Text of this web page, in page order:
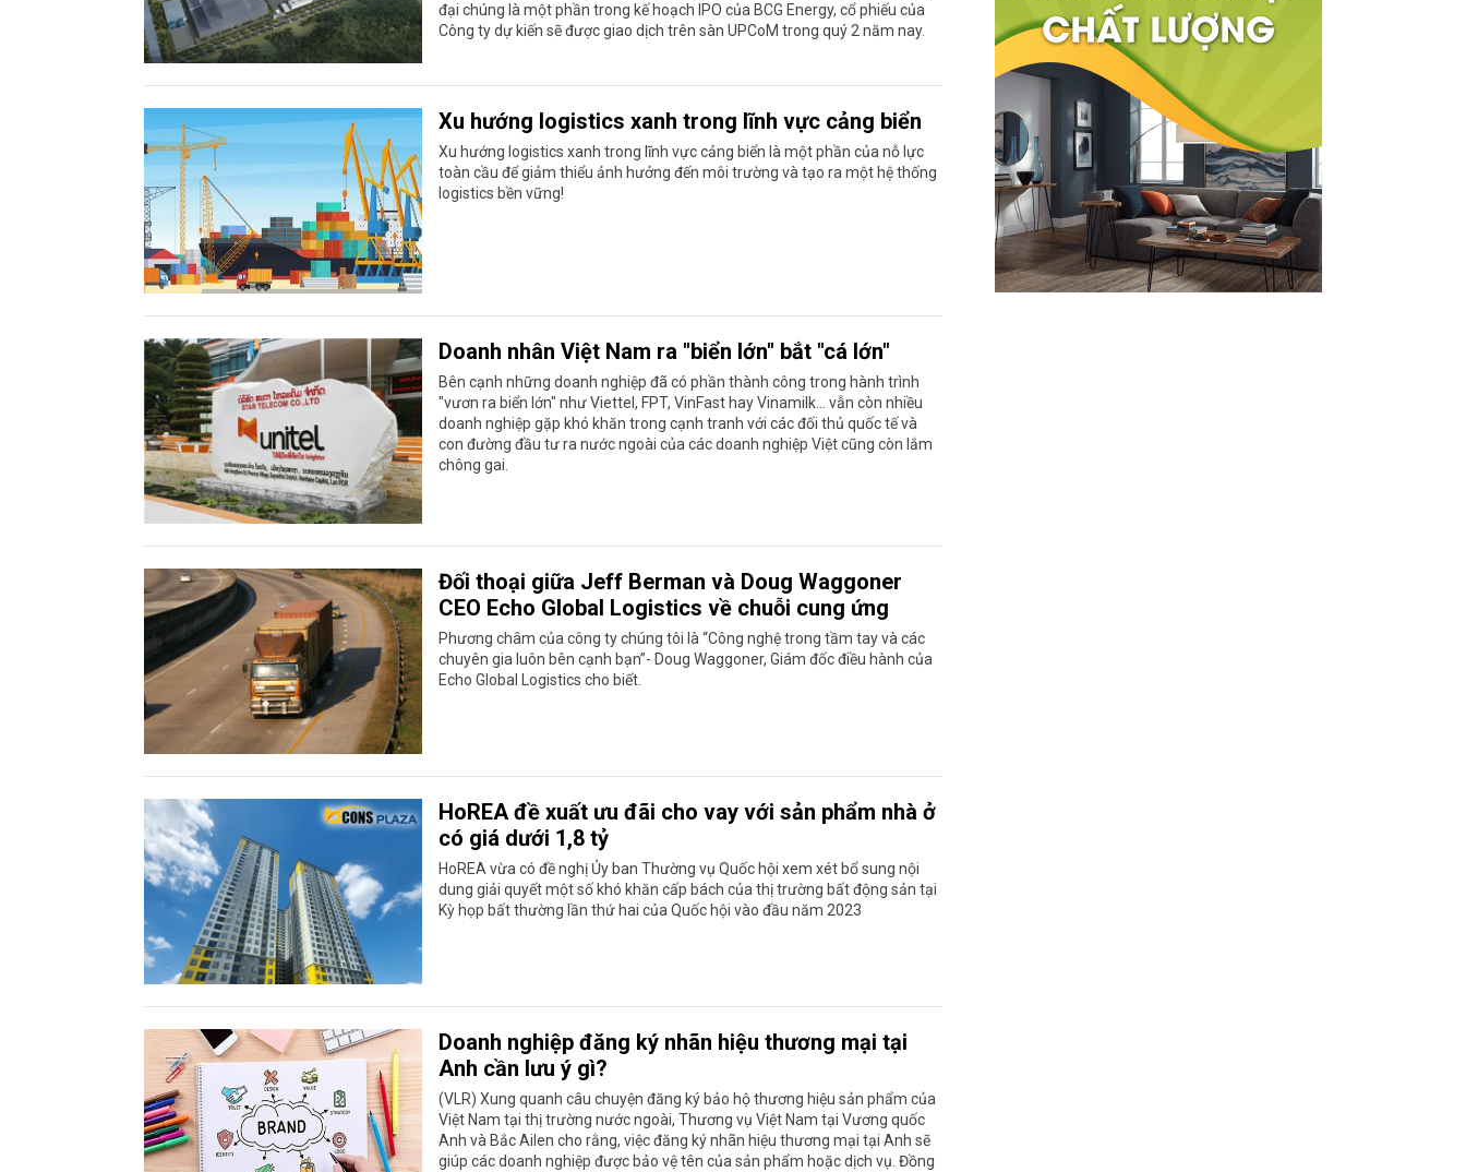
đại chúng là một phần trong kế hoạch IPO của BCG Energy, cổ phiếu của
Công ty dự kiến sẽ được giao dịch trên sàn UPCoM trong quý 2 năm nay.
Xu hướng logistics xanh trong lĩnh vực cảng biển
Xu hướng logistics xanh trong lĩnh vực cảng biển là một phần của nỗ lực
toàn cầu để giảm thiểu ảnh hưởng đến môi trường và tạo ra một hệ thống
logistics bền vững!
Doanh nhân Việt Nam ra "biển lớn" bắt "cá lớn"
Bên cạnh những doanh nghiệp đã có phần thành công trong hành trình
"vươn ra biển lớn" như Viettel, FPT, VinFast hay Vinamilk… vẫn còn nhiều
doanh nghiệp gặp khó khăn trong cạnh tranh với các đối thủ quốc tế và
con đường đầu tư ra nước ngoài của các doanh nghiệp Việt cũng còn lắm
chông gai.
Đối thoại giữa Jeff Berman và Doug Waggoner
CEO Echo Global Logistics về chuỗi cung ứng
Phương châm của công ty chúng tôi là “Công nghệ trong tầm tay và các
chuyên gia luôn bên cạnh bạn”- Doug Waggoner, Giám đốc điều hành của
Echo Global Logistics cho biết.
HoREA đề xuất ưu đãi cho vay với sản phẩm nhà ở
có giá dưới 1,8 tỷ
HoREA vừa có đề nghị Ủy ban Thường vụ Quốc hội xem xét bổ sung nội
dung giải quyết một số khó khăn cấp bách của thị trường bất động sản tại
Kỳ họp bất thường lần thứ hai của Quốc hội vào đầu năm 2023
Doanh nghiệp đăng ký nhãn hiệu thương mại tại
Anh cần lưu ý gì?
(VLR) Xung quanh câu chuyện đăng ký bảo hộ thương hiệu sản phẩm của
Việt Nam tại thị trường nước ngoài, Thương vụ Việt Nam tại Vương quốc
Anh và Bắc Ailen cho rằng, việc đăng ký nhãn hiệu thương mại tại Anh sẽ
giúp các doanh nghiệp được bảo vệ tên của sản phẩm hoặc dịch vụ. Đồng